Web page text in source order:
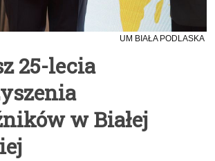
UM BIAŁA PODLASKA
25-lecia
w Białej